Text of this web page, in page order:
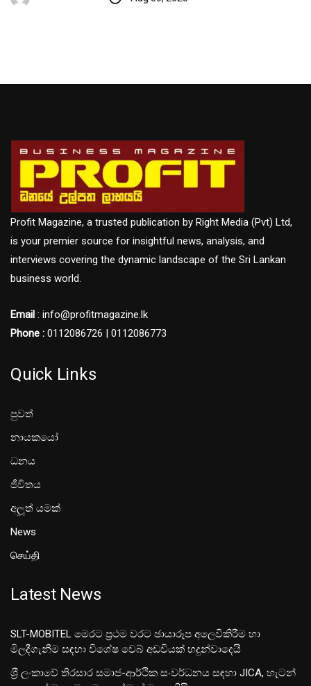
Profit Magazine, a trusted publication by Right Media (Pvt) Ltd,
is your premier source for insightful news, analysis, and
interviews covering the dynamic landscape of the Sri Lankan
business world.
Email : info@profitmagazine.lk
Phone : 0112086726 | 0112086773
Quick Links
පුවත්
නායකයෝ
ධනය
ජීවිතය
අලූත් යමක්
News
செய்தி
Latest News
SLT-MOBITEL මෙරට ප්‍රථම වරට ඡායාරූප අලෙවිකිරීම හා
මිලදීගැනීම සඳහා විශේෂ වෙබ් අඩවියක් හදුන්වාදෙයි
ශ‍්‍රී ලංකාවේ තිරසාර සමාජ-ආර්ථික සංවර්ධනය සඳහා JICA, හැටන්